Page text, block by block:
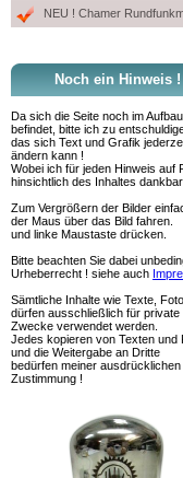
NEU ! Chamer
Noch ein Hinweis !
Da sich die Seite noch im Aufbau
befindet, bitte ich zu
das sich Text und Grafik
ändern kann !
Wobei ich für jeden Hinweis auf
hinsichtlich des Inhaltes
Zum Vergrößern der Bilder
der Maus über das Bild fahren.
und linke Maustaste drücken.
Bitte beachten Sie dabei
Urheberrecht ! siehe auch
Sämtliche Inhalte wie Texte,
dürfen ausschließlich für private
Zwecke verwendet werden.
Jedes kopieren von Texten und
und die Weitergabe an Dritte
bedürfen meiner ausdrücklichen
Zustimmung !